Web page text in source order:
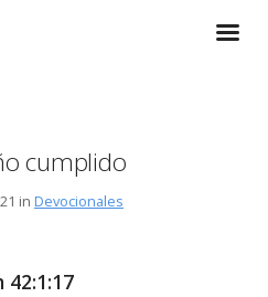
cumplido
in Devocionales
42:1:17